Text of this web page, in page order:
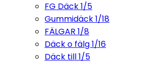
FG Däck 1/5
Gummidäck 1/18
FÄLGAR 1/8
Däck o fälg 1/16
Däck till 1/5